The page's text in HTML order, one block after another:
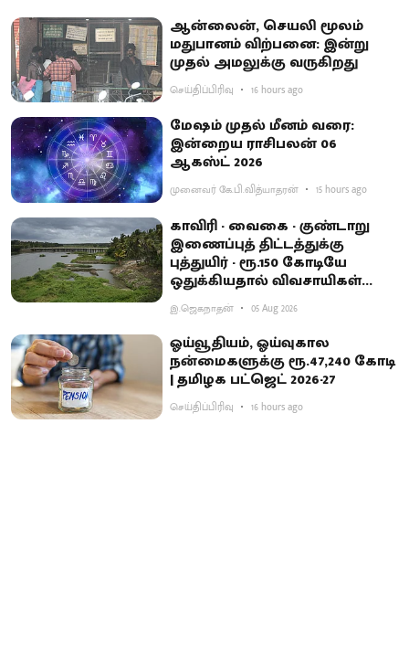
ஆன்லைன், செயலி மூலம்
மதுபானம் விற்பனை: இன்று
முதல் அமலுக்கு வருகிறது
செய்திப்பிரிவு 16 hours ago
மேஷம் முதல் மீனம் வரை:
இன்றைய ராசிபலன் 06
ஆகஸ்ட் 2026
முனைவர் கே.பி.வித்யாதரன் 15 hours ago
காவிரி - வைகை - குண்டாறு
இணைப்புத் திட்டத்துக்கு
புத்துயிர் - ரூ.150 கோடியே
ஒதுக்கியதால் விவசாயிகள்
ஏமாற்றம்
இ.ஜெகநாதன் 05 Aug 2026
ஓய்வூதியம், ஓய்வுகால
நன்மைகளுக்கு ரூ.47,240 கோடி
| தமிழக பட்ஜெட் 2026-27
செய்திப்பிரிவு 16 hours ago